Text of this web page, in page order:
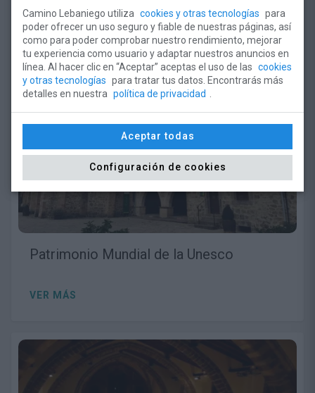
Patrimonio Mundial de la Unesco
VER MÁS
Camino Lebaniego utiliza cookies y otras tecnologías para
poder ofrecer un uso seguro y fiable de nuestras páginas, así
como para poder comprobar nuestro rendimiento, mejorar
tu experiencia como usuario y adaptar nuestros anuncios en
línea. Al hacer clic en “Aceptar” aceptas el uso de las cookies
y otras tecnologías para tratar tus datos. Encontrarás más
detalles en nuestra política de privacidad
Aceptar todas
Configuración de cookies